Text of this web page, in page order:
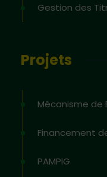
Gestion des
Projets
Mécanisme de
Financement
PAMPIG